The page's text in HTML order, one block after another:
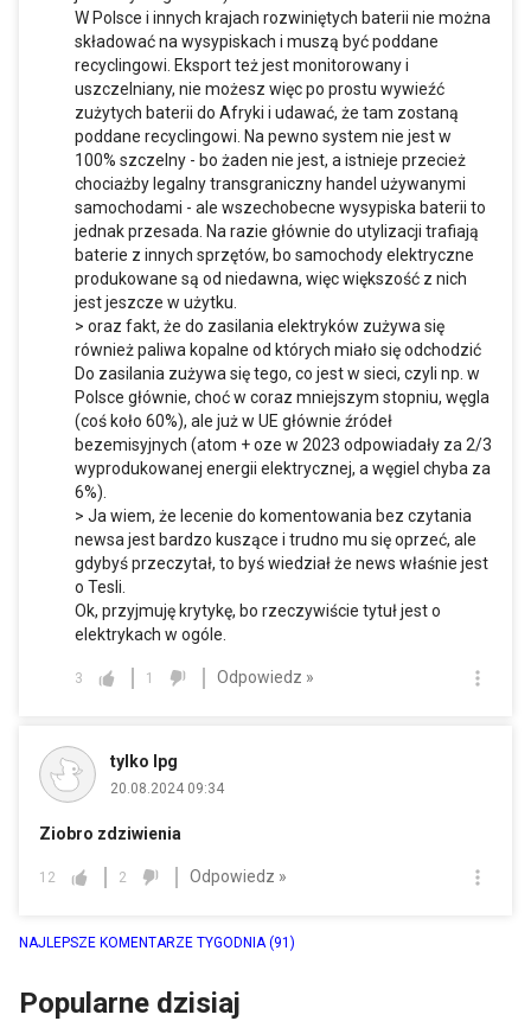
W Polsce i innych krajach rozwiniętych baterii nie można
składować na wysypiskach i muszą być poddane
recyclingowi. Eksport też jest monitorowany i
uszczelniany, nie możesz więc po prostu wywieźć
zużytych baterii do Afryki i udawać, że tam zostaną
poddane recyclingowi. Na pewno system nie jest w
100% szczelny - bo żaden nie jest, a istnieje przecież
chociażby legalny transgraniczny handel używanymi
samochodami - ale wszechobecne wysypiska baterii to
jednak przesada. Na razie głównie do utylizacji trafiają
baterie z innych sprzętów, bo samochody elektryczne
produkowane są od niedawna, więc większość z nich
jest jeszcze w użytku.
> oraz fakt, że do zasilania elektryków zużywa się
również paliwa kopalne od których miało się odchodzić
Do zasilania zużywa się tego, co jest w sieci, czyli np. w
Polsce głównie, choć w coraz mniejszym stopniu, węgla
(coś koło 60%), ale już w UE głównie źródeł
bezemisyjnych (atom + oze w 2023 odpowiadały za 2/3
wyprodukowanej energii elektrycznej, a węgiel chyba za
6%).
> Ja wiem, że lecenie do komentowania bez czytania
newsa jest bardzo kuszące i trudno mu się oprzeć, ale
gdybyś przeczytał, to byś wiedział że news właśnie jest
o Tesli.
Ok, przyjmuję krytykę, bo rzeczywiście tytuł jest o
elektrykach w ogóle.
3 1 Odpowiedz »
tylko lpg
20.08.2024 09:34
Ziobro zdziwienia
12 2 Odpowiedz »
NAJLEPSZE KOMENTARZE TYGODNIA (91)
Popularne dzisiaj